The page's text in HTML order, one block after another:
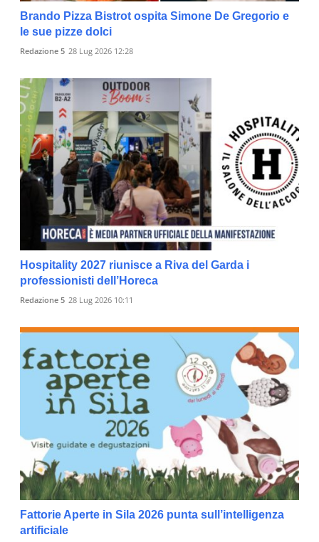
Brando Pizza Bistrot ospita Simone De Gregorio e
le sue pizze dolci
Redazione 5 28 Lug 2026 12:28
Hospitality 2027 riunisce a Riva del Garda i
professionisti dell’Horeca
Redazione 5 28 Lug 2026 10:11
Fattorie Aperte in Sila 2026 punta sull’intelligenza
artificiale